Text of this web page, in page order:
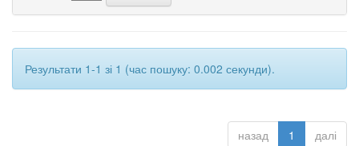
Результати 1-1 зі 1 (час пошуку: 0.002 секунди).
назад 1 далі